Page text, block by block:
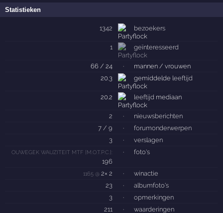
Statistieken
1342 bezoekers
1 geïnteresseerd
66 / 24 ·
mannen / vrouwen
20.3
gemiddelde leeftijd
20.2 leeftijd mediaan
2 ·
nieuwsberichten
7 / 9
·
forumonderwerpen
3
· verslagen
OUWEGEK WAUZITEIT MTF [M.O.T.P.C.]:
196
· foto's
1165 @ 2× 2 ·
winactie
23
·
albumfoto's
3
·
opmerkingen
211
·
waarderingen